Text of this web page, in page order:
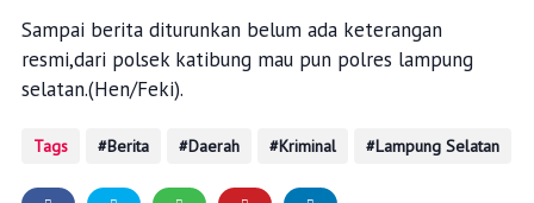
Sampai berita diturunkan belum ada keterangan
resmi,dari polsek katibung mau pun polres lampung
selatan.(Hen/Feki).
Tags Berita Daerah Kriminal Lampung Selatan